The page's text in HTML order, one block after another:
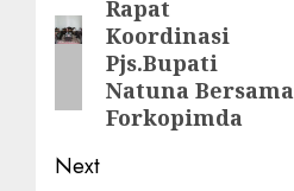
navigation
Previous
post:
Rapat
Koordinasi
Pjs.Bupati
Natuna Bersama
Forkopimda
Next